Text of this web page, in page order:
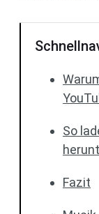
So
Fazit